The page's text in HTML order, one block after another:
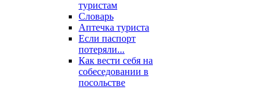
туристам
Словарь
Аптечка туриста
Если паспорт
потеряли...
Как вести себя на
собеседовании в
посольстве